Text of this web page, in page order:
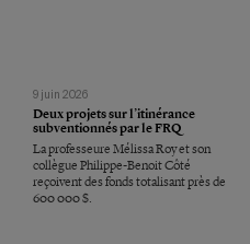
9 juin 2026
Deux projets sur l’itinérance
subventionnés par le FRQ
La professeure Mélissa Roy et son
collègue Philippe-Benoit Côté
reçoivent des fonds totalisant près de
600 000 $.